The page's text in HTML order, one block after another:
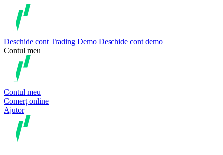
Deschide cont Trading Demo Deschide cont demo
Contul meu
Contul meu
Comerț online
Ajutor